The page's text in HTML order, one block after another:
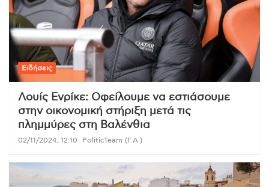
Ειδήσεις
Λουίς Ενρίκε: Οφείλουμε να εστιάσουμε
στην οικονομική στήριξη μετά τις
πλημμύρες στη Βαλένθια
02/11/2024, 12:10 PoliticTeam (Γ.Α.)